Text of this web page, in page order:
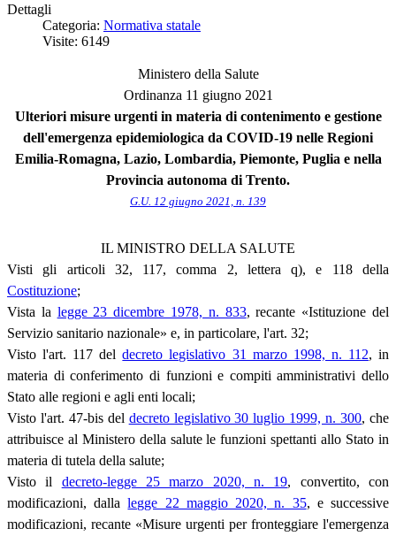
Dettagli
Categoria: Normativa statale
Visite: 6149
Ministero della Salute
Ordinanza 11 giugno 2021
Ulteriori misure urgenti in materia di contenimento e gestione
dell'emergenza epidemiologica da COVID-19 nelle Regioni
Emilia-Romagna, Lazio, Lombardia, Piemonte, Puglia e nella
Provincia autonoma di Trento.
G.U. 12 giugno 2021, n. 139
IL MINISTRO DELLA SALUTE
Visti gli articoli 32, 117, comma 2, lettera q), e 118 della
Costituzione;
Vista la legge 23 dicembre 1978, n. 833, recante «Istituzione del
Servizio sanitario nazionale» e, in particolare, l'art. 32;
Visto l'art. 117 deldecreto legislativo 31 marzo 1998, n. 112, in
materia di conferimento di funzioni e compiti amministrativi dello
Stato alle regioni e agli enti locali;
Visto l'art. 47-bis del decreto legislativo 30 luglio 1999, n. 300, che
attribuisce al Ministero della salute le funzioni spettanti allo Stato in
materia di tutela della salute;
Visto il decreto-legge 25 marzo 2020, n. 19, convertito, con
modificazioni, dallalegge 22 maggio 2020, n. 35, e successive
modificazioni, recante «Misure urgenti per fronteggiare l'emergenza